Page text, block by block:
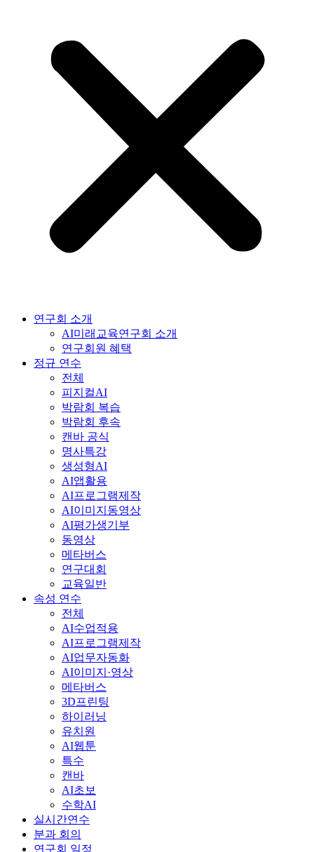
연구회 소개
AI미래교육연구회 소개
연구회원 혜택
정규 연수
전체
피지컬AI
박람회 복습
박람회 후속
캔바 공식
명사특강
생성형AI
AI앱활용
AI프로그램제작
AI이미지동영상
AI평가생기부
동영상
메타버스
연구대회
교육일반
속성 연수
전체
AI수업적용
AI프로그램제작
AI업무자동화
AI이미지·영상
메타버스
3D프린팅
하이러닝
유치원
AI웹툰
특수
캔바
AI초보
수학AI
실시간연수
분과 회의
연구회 일정